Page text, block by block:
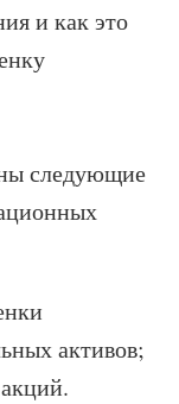
и как это
следующие
активов;